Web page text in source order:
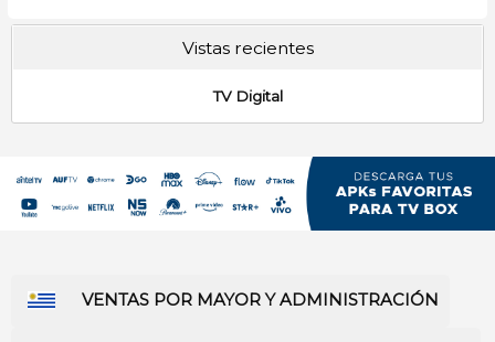
Vistas recientes
TV Digital
VENTAS POR MAYOR Y ADMINISTRACIÓN